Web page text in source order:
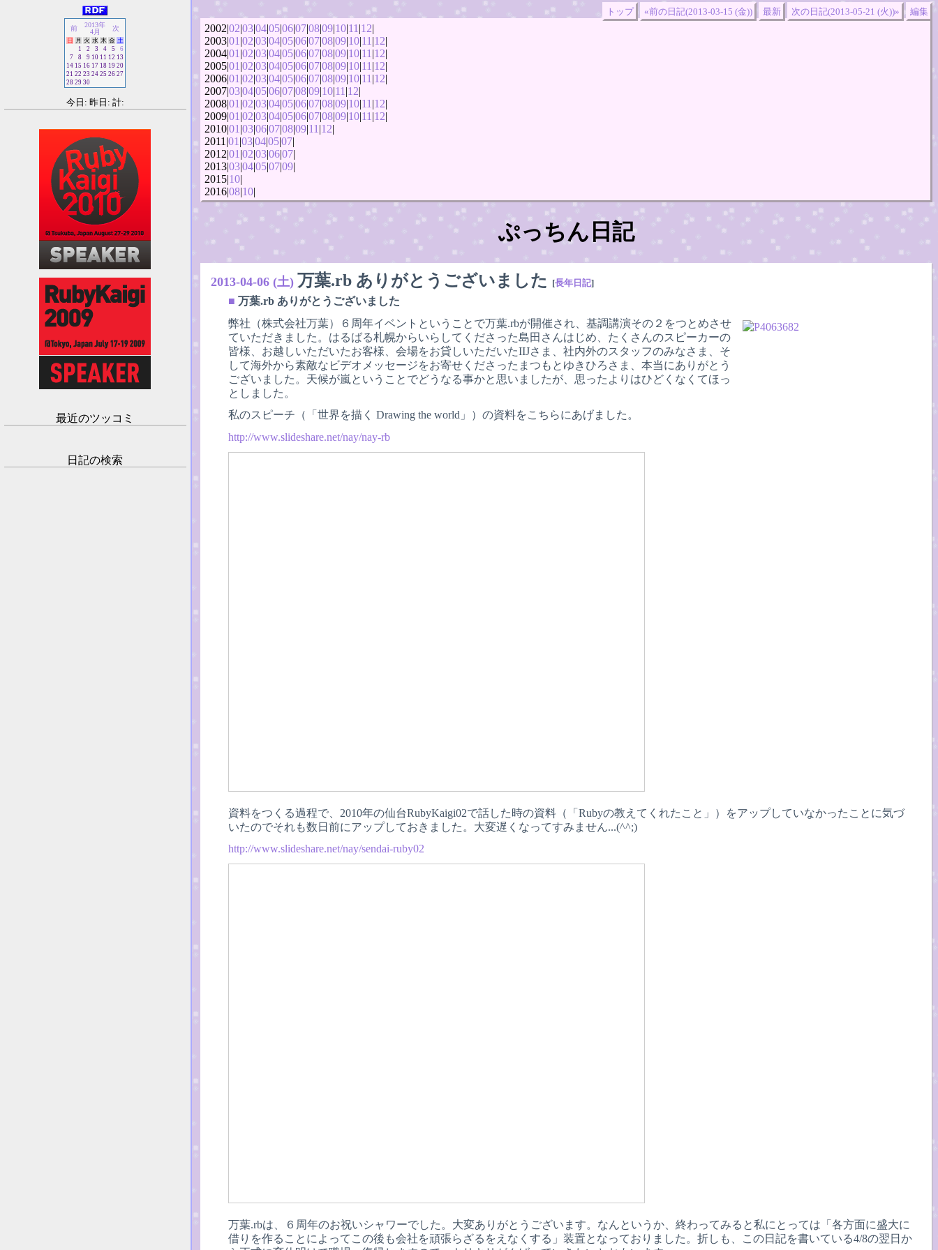
トップ «前の日記(2013-03-15 (金)) 最新 次の日記(2013-05-21 (火))» 編集
2002|02|03|04|05|06|07|08|09|10|11 |12|
2003|01 |02|03|04|05|06|07|08|09|10|11 |12|
2004|01 |02|03|04|05|06|07|08|09|10|11 |12|
2005|01 |02|03|04|05|06|07|08|09|10|11 |12|
2006|01 |02|03|04|05|06|07|08|09|10|11 |12|
2007|03|04|05|06|07|08|09|10|11 |12|
2008|01 |02|03|04|05|06|07|08|09|10|11 |12|
2009|01 |02|03|04|05|06|07|08|09|10|11 |12|
2010|01 |03|06|07|08|09|11 |12|
2011|01 |03|04|05|07|
2012|01 |02|03|06|07|
2013|03|04|05|07|09|
2015|10|
2016|08|10|
ぷっちん日記
2013-04-06 (土) 万葉.rb ありがとうございました [長年日記]
■ 万葉.rb ありがとうございました
弊社（株式会社万葉）６周年イベントということで万葉.rbが開催され、基調講演その２をつとめさせ
ていただきました。はるばる札幌からいらしてくださった島田さんはじめ、たくさんのスピーカーの
皆様、お越しいただいたお客様、会場をお貸しいただいたIIJさま、社内外のスタッフのみなさま、そ
して海外から素敵なビデオメッセージをお寄せくださったまつもとゆきひろさま、本当にありがとう
ございました。天候が嵐ということでどうなる事かと思いましたが、思ったよりはひどくなくてほっ
としました。
私のスピーチ（「世界を描く Drawing the world」）の資料をこちらにあげました。
http://www.slideshare.net/nay/nay-rb
資料をつくる過程で、2010年の仙台RubyKaigi02で話した時の資料（「Rubyの教えてくれたこと」）をアップしていなかったことに気づ
いたのでそれも数日前にアップしておきました。大変遅くなってすみません...(^^;)
http://www.slideshare.net/nay/sendai-ruby02
万葉.rbは、６周年のお祝いシャワーでした。大変ありがとうございます。なんというか、終わってみると私にとっては「各方面に盛大に
借りを作ることによってこの後も会社を頑張らざるをえなくする」装置となっておりました。折しも、この日記を書いている4/8の翌日か
前
2013年
4月
次
日 月 火 水 木 金 土
1
2 3 4 5
6
7
8 9 10 11 12 13
14 15 16 17 18 19 20
21 22 23 24 25 26 27
28 29 30
今日: 昨日: 計:
最近のツッコミ
日記の検索